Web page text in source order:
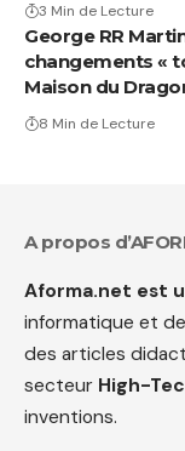
3 Min de Lecture
George RR
changements «
Maison du
8 Min de Lecture
A propos
Aforma.net est
informatique et
des articles
secteur High-
inventions.